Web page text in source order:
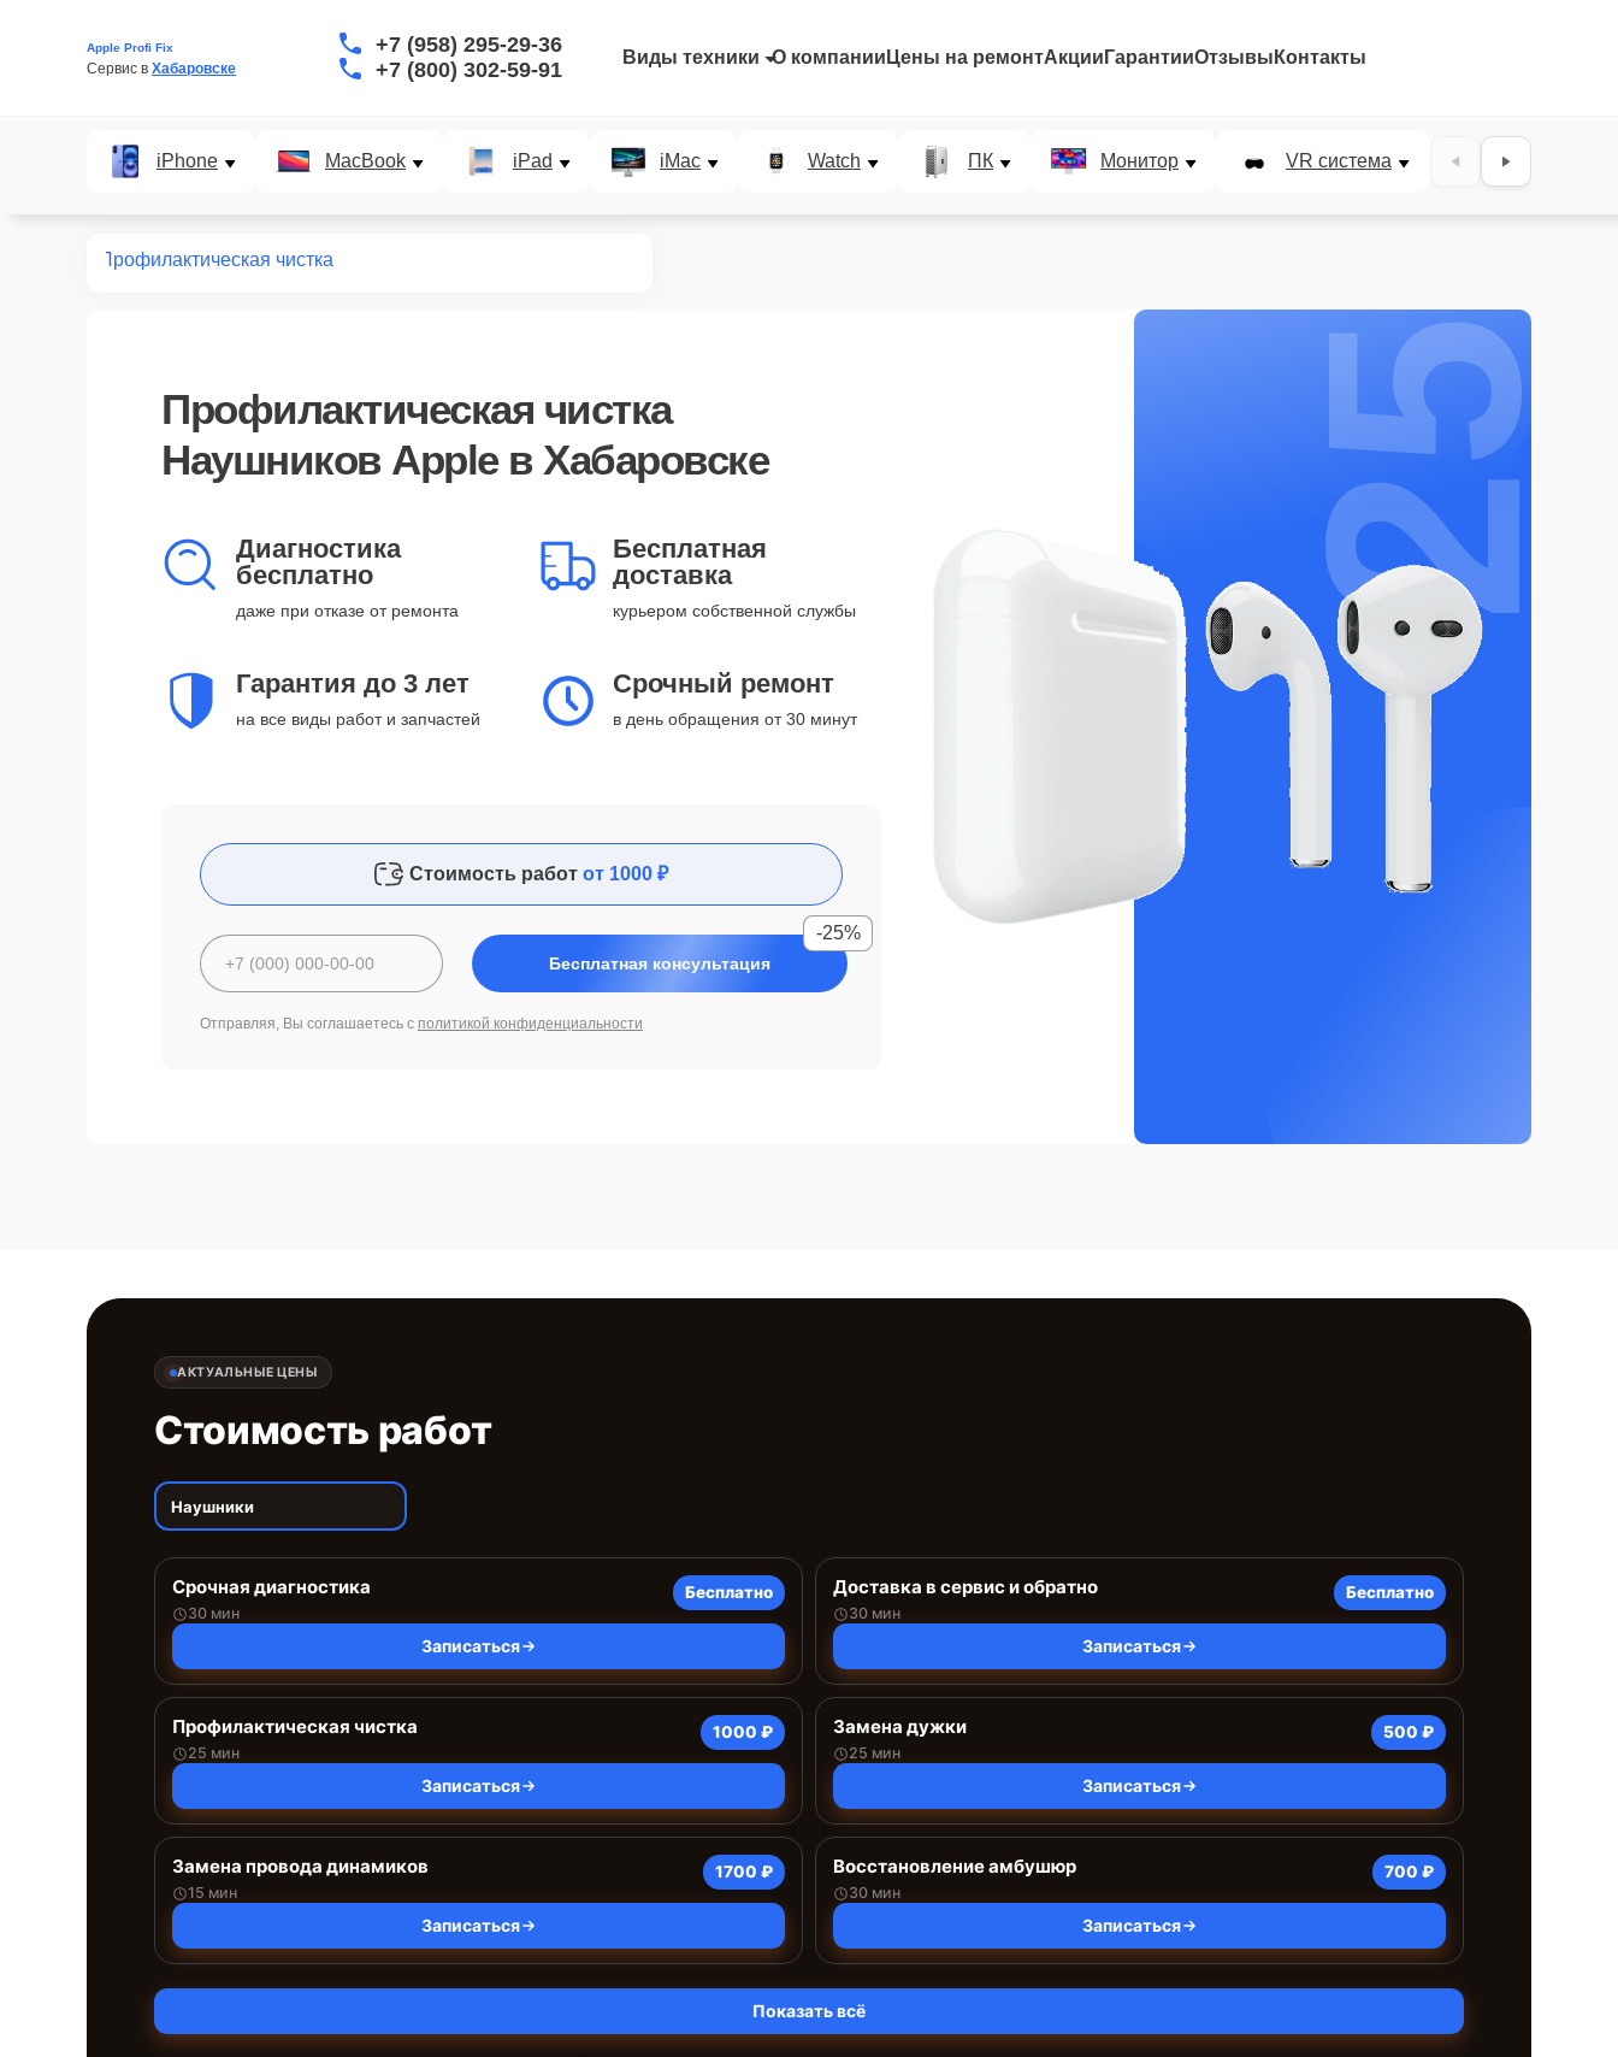
Apple Profi Fix
Сервис в Хабаровске
+7 (958) 295-29-36
+7 (800) 302-59-91
Виды техники О компании Цены на ремонтАкции ГарантииОтзывы Контакты
iPhone MacBook iPad iMac Watch ПК Монитор VR система Наушники
Профилактическая чистка
Профилактическая чистка
Наушников Apple в Хабаровске
Диагностика
бесплатно
даже при отказе от ремонта
Бесплатная
доставка
курьером собственной службы
Гарантия до 3 лет
на все виды работ и запчастей
Срочный ремонт
в день обращения от 30 минут
Стоимость работ от 1000 ₽
Бесплатная консультация
-25%
Отправляя, Вы соглашаетесь с политикой конфиденциальности
25%
АКТУАЛЬНЫЕ ЦЕНЫ
Стоимость работ
Наушники
Срочная диагностика
30 мин
Бесплатно
Записаться
Доставка в сервис и обратно
30 мин
Бесплатно
Записаться
Профилактическая чистка
25 мин
1000 ₽
Записаться
Замена дужки
25 мин
500 ₽
Записаться
Замена провода динамиков
15 мин
1700 ₽
Записаться
Восстановление амбушюр
30 мин
700 ₽
Записаться
Показать всё